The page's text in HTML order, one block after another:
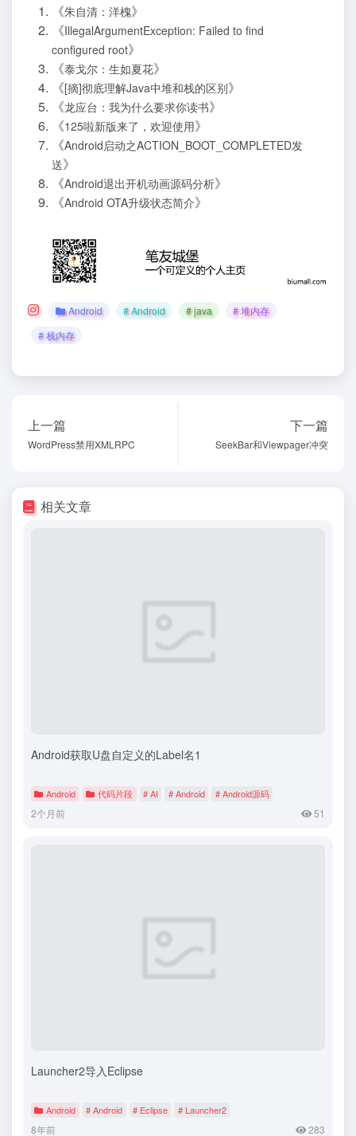
《朱自清：洋槐》
《IllegalArgumentException: Failed to find
configured root》
《泰戈尔：生如夏花》
《[摘]彻底理解Java中堆和栈的区别》
《龙应台：我为什么要求你读书》
《125啦新版来了，欢迎使用》
《Android启动之ACTION_BOOT_COMPLETED发
送》
《Android退出开机动画源码分析》
《Android OTA升级状态简介》
Android # Android # java
# 堆内存
# 栈内存
上一篇
WordPress禁用XMLRPC
下一篇
SeekBar和Viewpager冲突
相关文章
Android获取U盘自定义的Label名1
Android 代码片段 # AI # Android # Android源码
2个月前 51
Launcher2导入Eclipse
Android # Android # Eclipse # Launcher2
8年前 283